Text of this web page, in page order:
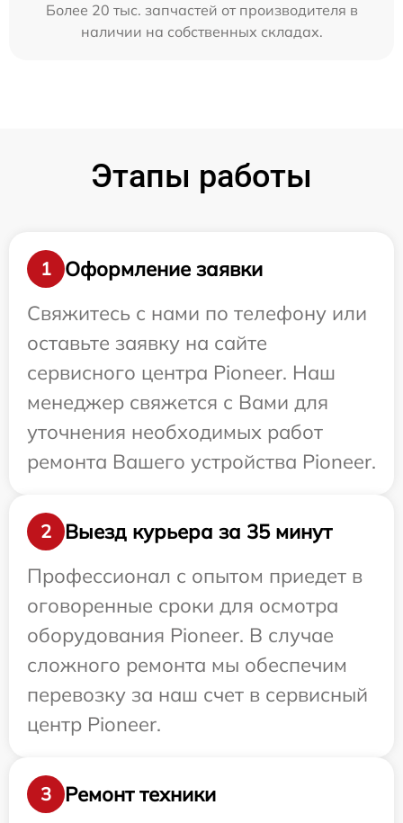
Более 20 тыс. запчастей от производителя в
наличии на собственных складах.
Этапы работы
1
Оформление заявки
Свяжитесь с нами по телефону или
оставьте заявку на сайте
сервисного центра Pioneer. Наш
менеджер свяжется с Вами для
уточнения необходимых работ
ремонта Вашего устройства Pioneer.
2
Выезд курьера за 35 минут
Профессионал с опытом приедет в
оговоренные сроки для осмотра
оборудования Pioneer. В случае
сложного ремонта мы обеспечим
перевозку за наш счет в сервисный
центр Pioneer.
3 Ремонт техники